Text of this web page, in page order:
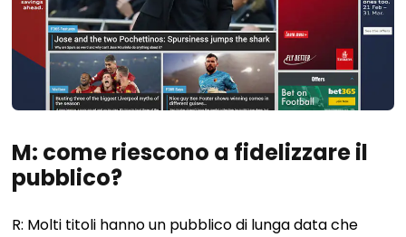
M: come riescono a fidelizzare il
pubblico?
R: Molti titoli hanno un pubblico di lunga data che